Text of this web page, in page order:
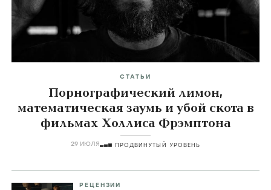
СТАТЬИ
Порнографический лимон,
математическая заумь и убой скота в
фильмах Холлиса Фрэмптона
29 ИЮЛЯ ПРОДВИНУТЫЙ УРОВЕНЬ
РЕЦЕНЗИИ